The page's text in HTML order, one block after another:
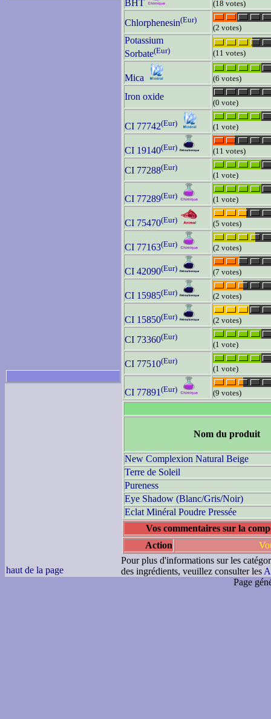
BHT (18 votes)
Chlorphenesin(Eur)
(2 votes)
Potassium
Sorbate(Eur) (11 votes)
Mica (6 votes)
Iron oxide
(0 vote)
CI 77742(Eur) (1 vote)
CI 19140(Eur) (11 votes)
CI 77288(Eur)
(1 vote)
CI 77289(Eur) (1 vote)
CI 75470(Eur) (5 votes)
CI 77163(Eur) (2 votes)
CI 42090(Eur) (7 votes)
CI 15985(Eur) (2 votes)
CI 15850(Eur) (2 votes)
CI 73360(Eur)
(1 vote)
CI 77510(Eur)
(1 vote)
CI 77891 (Eur) (9 votes)
Nom du produit
New Complexion Natural Beige
Terre de Soleil
Pureness
Eye Shadow (Blanc/Gris/Noir)
Eclat Minéral Poudre Pressée
Vos commentaires sur la
Action
haut de la page
Pour plus d'informations sur les
des ingrédients, veuillez consulter les
Page